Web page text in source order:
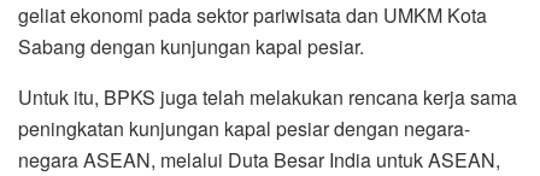
geliat ekonomi pada sektor pariwisata dan UMKM Kota
Sabang dengan kunjungan kapal pesiar.
Untuk itu, BPKS juga telah melakukan rencana kerja sama
peningkatan kunjungan kapal pesiar dengan negara-
negara ASEAN, melalui Duta Besar India untuk ASEAN,